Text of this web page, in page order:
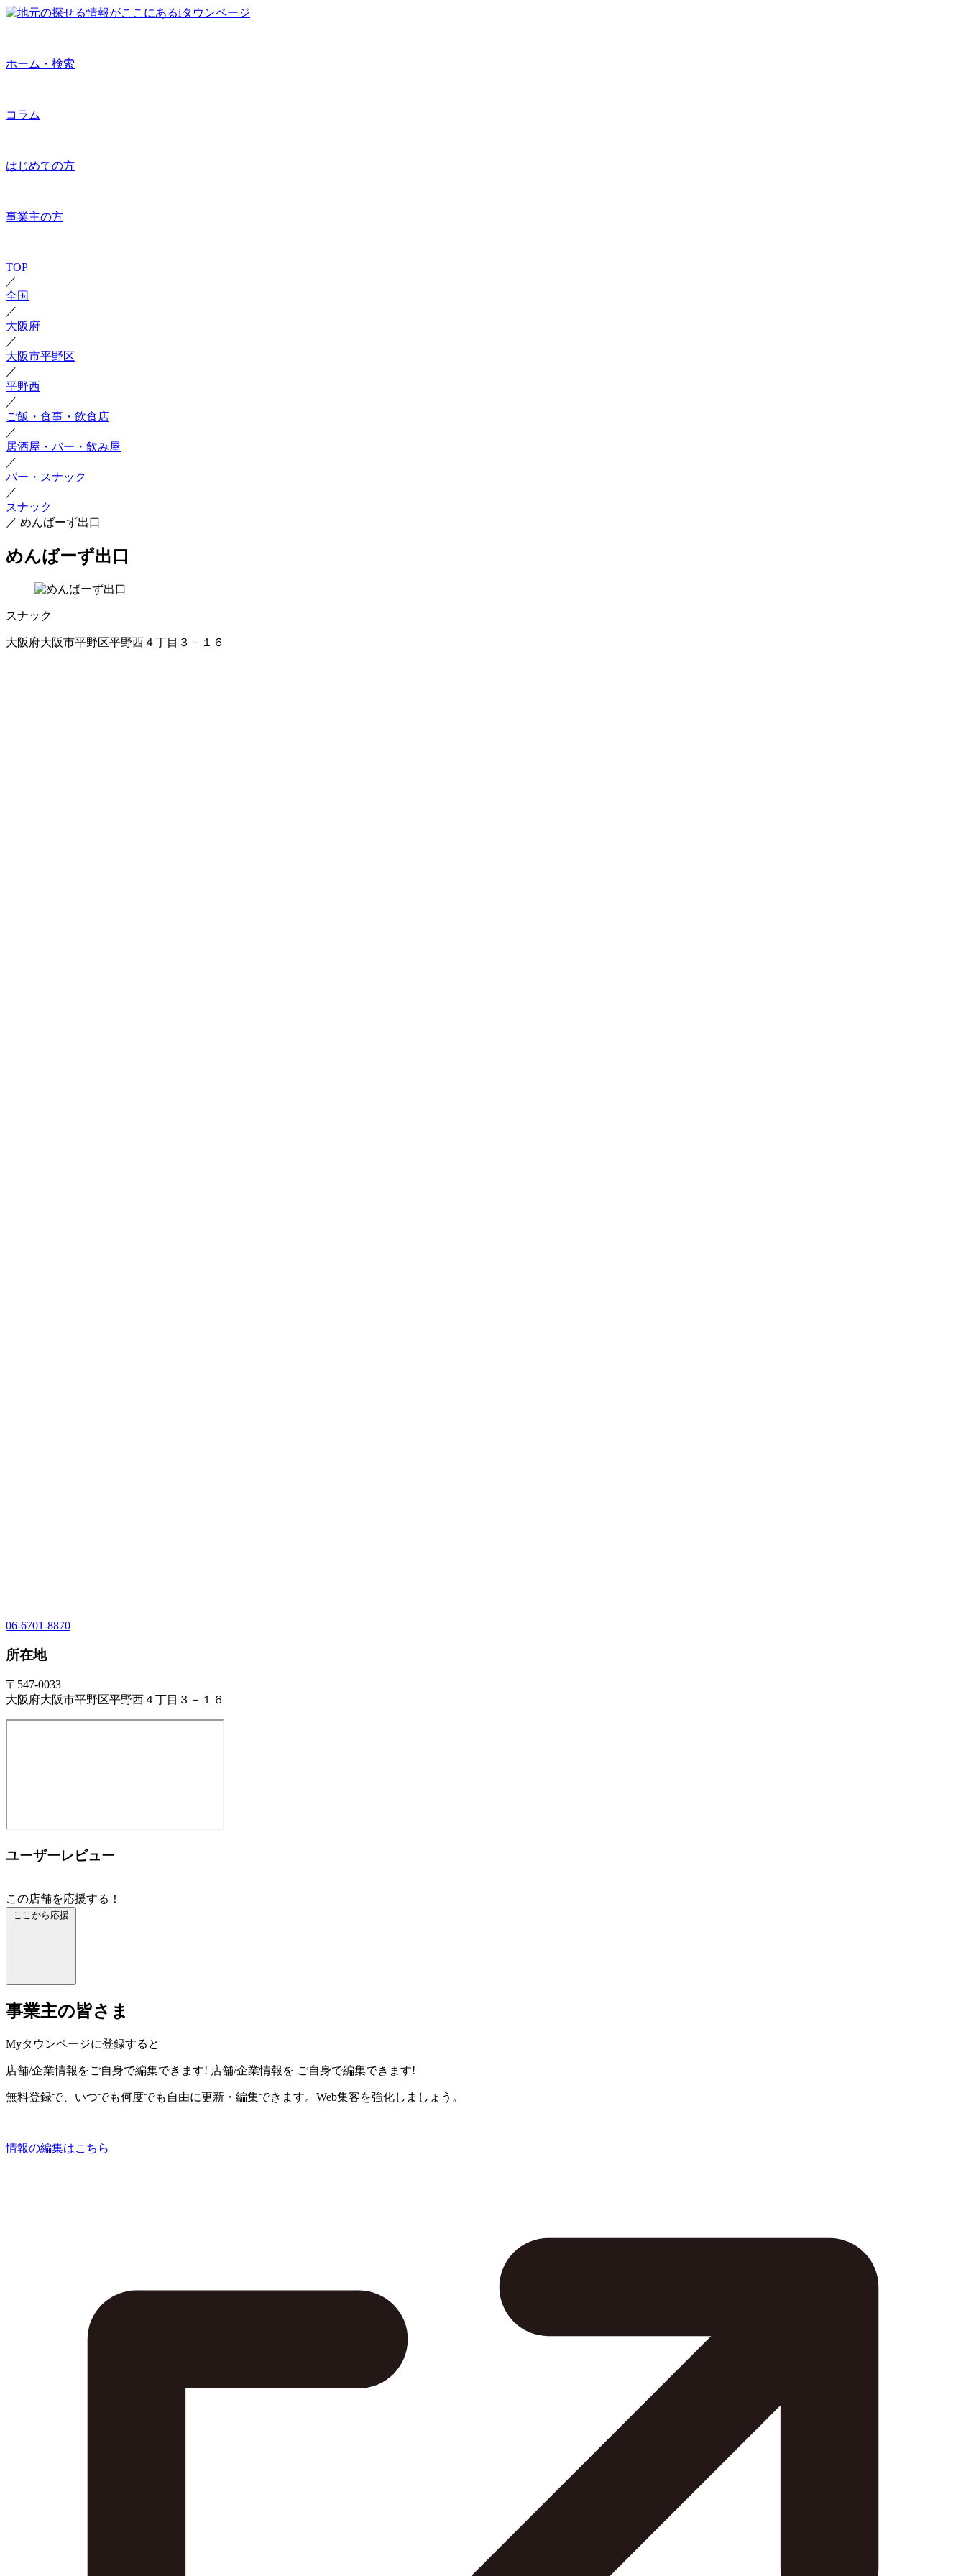
ホーム・検索
コラム
はじめての方
事業主の方
TOP
／
全国
／
大阪府
／
大阪市平野区
／
平野西
／
ご飯・食事・飲食店
／
居酒屋・バー・飲み屋
／
バー・スナック
／
スナック
／ めんばーず出口
めんばーず出口
スナック
大阪府大阪市平野区平野西４丁目３－１６
06-6701-8870
所在地
〒547-0033
大阪府大阪市平野区平野西４丁目３－１６
ユーザーレビュー
この店舗を応援する！
ここから応援
事業主の皆さま
Myタウンページに登録すると
店舗/企業情報をご自身で編集できます! 店舗/企業情報を ご自身で編集できます!
無料登録で、いつでも何度でも自由に更新・編集できます。Web集客を強化しましょう。
情報の編集はこちら